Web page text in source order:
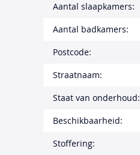
Aantal slaapkamers:
Aantal badkamers:
Postcode:
Straatnaam:
Staat van onderhoud:
Beschikbaarheid:
Stoffering: